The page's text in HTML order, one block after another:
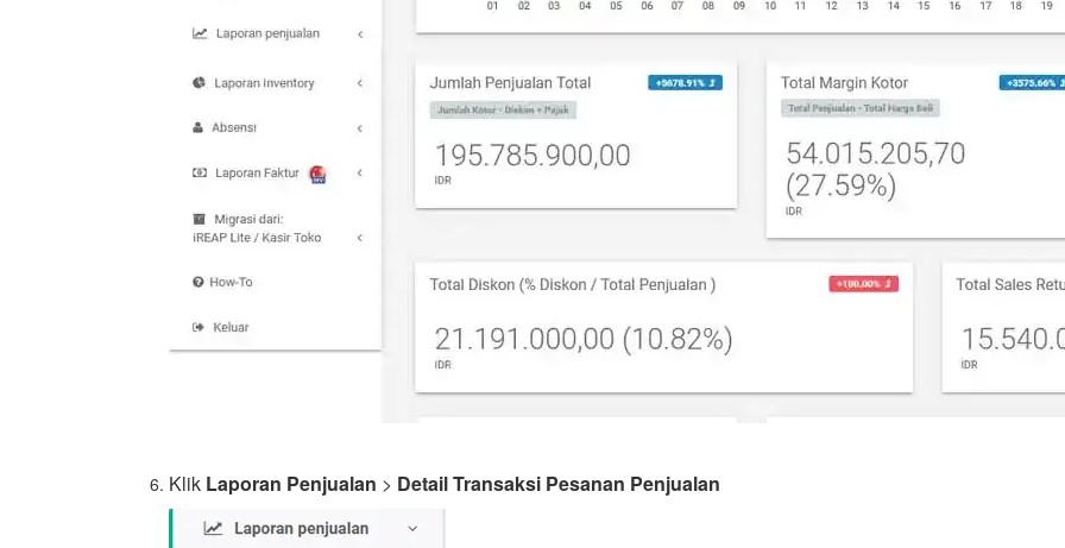
Klik Laporan Penjualan > Detail Transaksi Pesanan Penjualan